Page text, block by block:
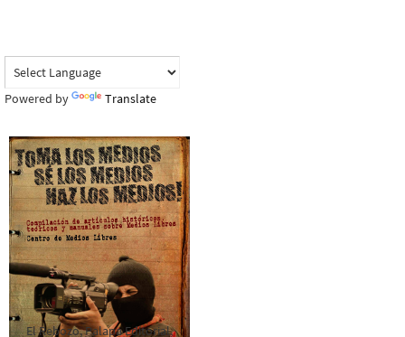
Powered by Translate
El Rebozo, Palapa Editorial,